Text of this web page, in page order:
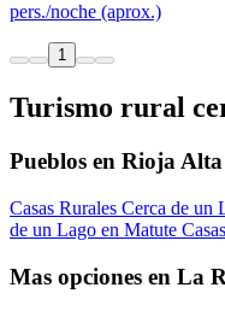
pers./noche (aprox.)
1
Turismo rural
Pueblos en Rioja
Casas Rurales Cerca de un
de un Lago en Matute
Mas opciones en La